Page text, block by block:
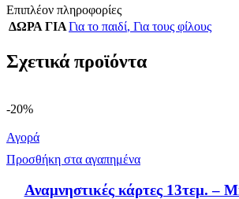
Επιπλέον πληροφορίες
ΔΩΡΑ ΓΙΑΓια το παιδί, Για τους φίλους
Σχετικά προϊόντα
-20%
Αγορά
Προσθήκη στα αγαπημένα
Αναμνηστικές κάρτες 13τεμ. –